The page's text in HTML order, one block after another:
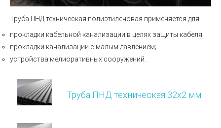
Труба ПНД техническая полиэтиленовая применяется для
прокладки кабельной канализации в целях защиты кабеля;
прокладки канализации с малым давлением;
устройства мелиоративных сооружений.
Труба ПНД техническая 32х2 мм